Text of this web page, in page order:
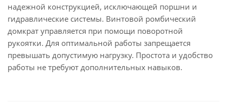
надежной конструкцией, исключающей поршни и
гидравлические системы. Винтовой ромбический
домкрат управляется при помощи поворотной
рукоятки. Для оптимальной работы запрещается
превышать допустимую нагрузку. Простота и удобство
работы не требуют дополнительных навыков.